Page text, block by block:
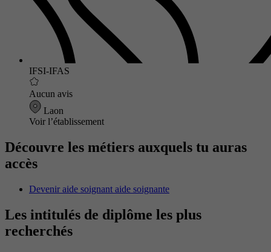
IFSI-IFAS
Aucun avis
Laon
Voir l’établissement
Découvre les métiers auxquels tu auras
accès
Devenir aide soignant aide soignante
Les intitulés de diplôme les plus
recherchés